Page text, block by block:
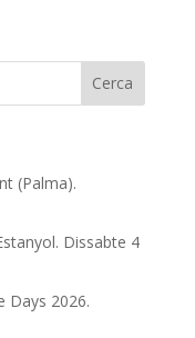
(Palma).
Dissabte 4
Days 2026.